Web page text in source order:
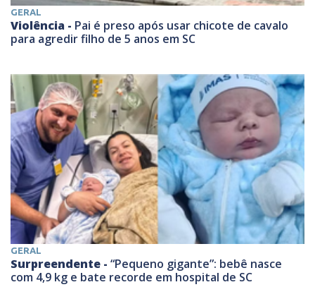
GERAL
Violência - Pai é preso após usar chicote de cavalo
para agredir filho de 5 anos em SC
GERAL
Surpreendente - “Pequeno gigante”: bebê nasce
com 4,9 kg e bate recorde em hospital de SC